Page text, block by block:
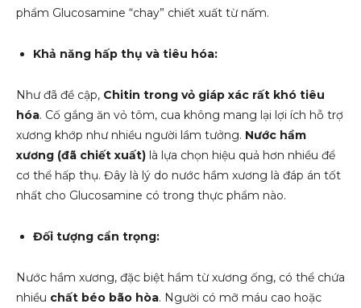
phẩm Glucosamine “chay” chiết xuất từ nấm.
Khả năng hấp thụ và tiêu hóa:
Như đã đề cập, Chitin trong vỏ giáp xác rất khó tiêu
hóa. Cố gắng ăn vỏ tôm, cua không mang lại lợi ích hỗ trợ
xương khớp như nhiều người lầm tưởng. Nước hầm
xương (đã chiết xuất) là lựa chọn hiệu quả hơn nhiều để
cơ thể hấp thụ. Đây là lý do nước hầm xương là đáp án tốt
nhất cho Glucosamine có trong thực phẩm nào.
Đối tượng cẩn trọng:
Nước hầm xương, đặc biệt hầm từ xương ống, có thể chứa
nhiều chất béo bão hòa. Người có mỡ máu cao hoặc